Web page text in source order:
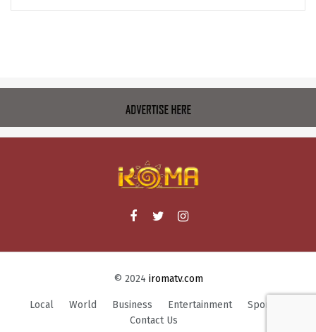
© 2024 iromatv.com
Local World Business Entertainment
Sports
Contact Us